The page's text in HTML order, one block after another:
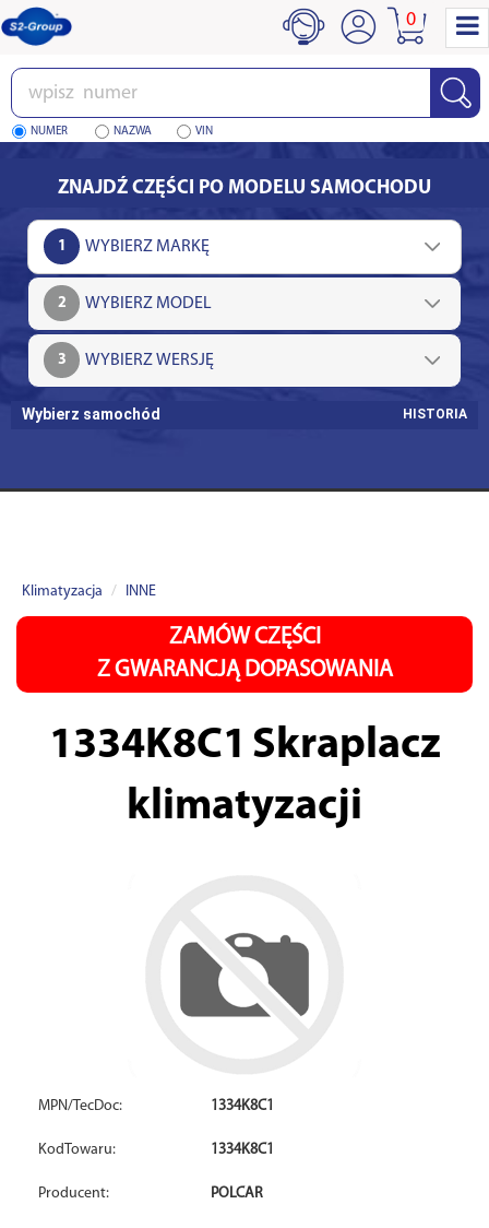
Wpisz
numer
NUMER NAZWA VIN
0
ZNAJDŹ CZĘŚCI PO MODELU SAMOCHODU
1
2
3
Wybierz samochód HISTORIA
Klimatyzacja INNE
ZAMÓW CZĘŚCI
Z GWARANCJĄ DOPASOWANIA
1334K8C1 Skraplacz
klimatyzacji
MPN/TecDoc: 1334K8C1
KodTowaru: 1334K8C1
Producent: POLCAR